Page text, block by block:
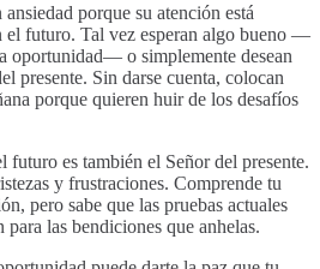
porque su atención está
el futuro. Tal vez esperan algo bueno —
oportunidad— o simplemente desean
presente. Sin darse cuenta, colocan
porque quieren huir de los desafíos
futuro es también el Señor del presente.
y frustraciones. Comprende tu
pero sabe que las pruebas actuales
para las bendiciones que anhelas.